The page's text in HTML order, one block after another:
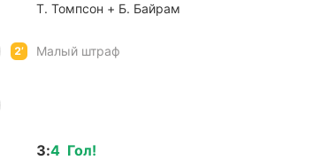
Т. Томпсон + Б. Байрам
2’ Малый штраф
Гол!
3:4